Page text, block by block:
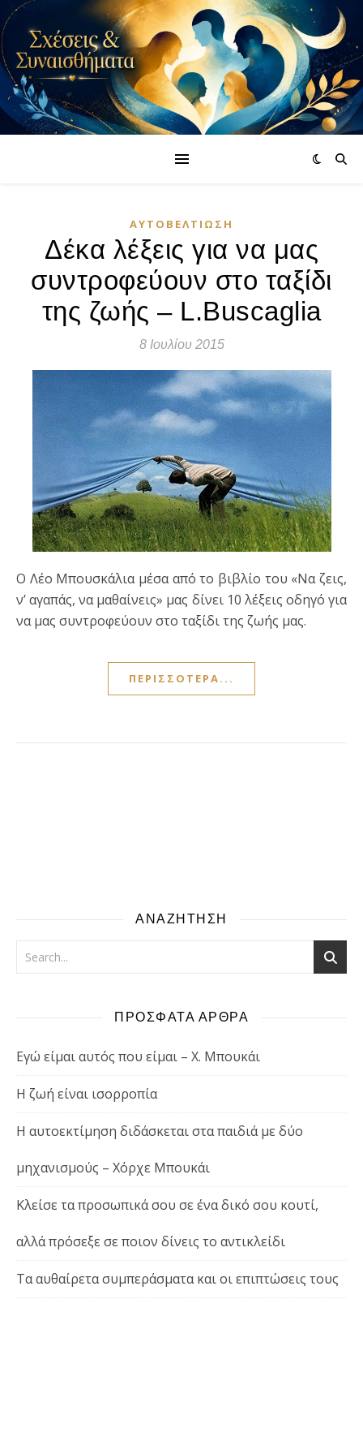
ΑΥΤΟΒΕΛΤΊΩΣΗ
Δέκα λέξεις για να μας
συντροφεύουν στο ταξίδι
της ζωής – L.Buscaglia
8 Ιουλίου 2015
Ο Λέο Μπουσκάλια μέσα από το βιβλίο του «Να ζεις,
ν’ αγαπάς, να μαθαίνεις» μας δίνει 10 λέξεις οδηγό για
να μας συντροφεύουν στο ταξίδι της ζωής μας.
ΠΕΡΙΣΣΌΤΕΡΑ...
ΑΝΑΖΗΤΗΣΗ
ΠΡΟΣΦΑΤΑ ΑΡΘΡΑ
Εγώ είμαι αυτός που είμαι – Χ. Μπουκάι
Η ζωή είναι ισορροπία
Η αυτοεκτίμηση διδάσκεται στα παιδιά με δύο
μηχανισμούς – Χόρχε Μπουκάι
Κλείσε τα προσωπικά σου σε ένα δικό σου κουτί,
αλλά πρόσεξε σε ποιον δίνεις το αντικλείδι
Τα αυθαίρετα συμπεράσματα και οι επιπτώσεις τους